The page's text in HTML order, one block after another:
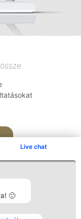
Live chat
🙂
Elérhetőség